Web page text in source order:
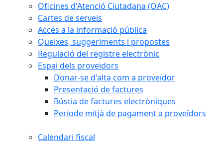
Oficines d'Atenció Ciutadana (OAC)
Cartes de serveis
Accés a la informació pública
Queixes, suggeriments i propostes
Regulació del registre electrònic
Espai dels proveïdors
Donar-se d'alta com a proveïdor
Presentació de factures
Bústia de factures electròniques
Període mitjà de pagament a proveïdors
Calendari fiscal